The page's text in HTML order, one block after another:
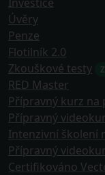
Úvěry
Penze
Flotilník 2.0
Zkouškové testy
RED Master
Přípravný kurz na
Přípravný
Intenzivní školení
Přípravný
Certifikováno